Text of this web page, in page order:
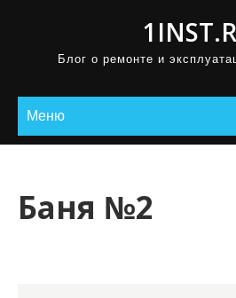
Блог о ремонте и
Меню
Баня №2